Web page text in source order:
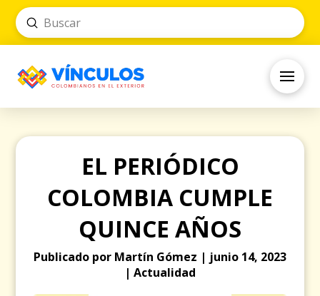
Search
Submit
EL PERIÓDICO
COLOMBIA CUMPLE
QUINCE AÑOS
Publicado por Martín Gómez | junio 14, 2023
| Actualidad